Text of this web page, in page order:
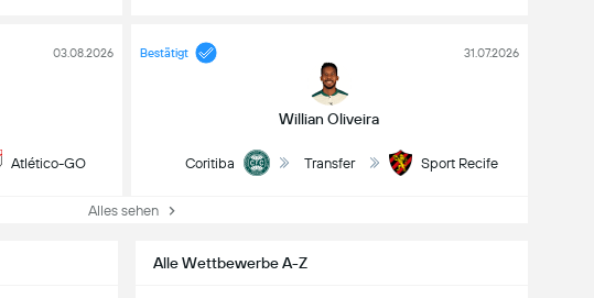
03.08.2026
Atlético-GO
Bestätigt
Willian Oliveira
31.07.2026
Coritiba Transfer Sport Recife
Alles sehen
Alle Wettbewerbe A-Z